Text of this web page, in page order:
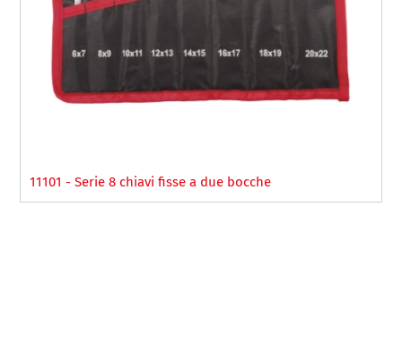
11101 - Serie 8 chiavi fisse a due bocche